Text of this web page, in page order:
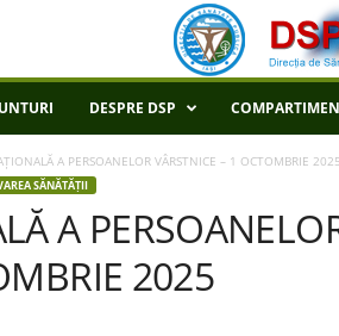
DESPRE DSP
A PERSOANELOR VÂRSTNICE – 1 OCTOMBRIE 2025
SĂNĂTĂȚII
A
2025